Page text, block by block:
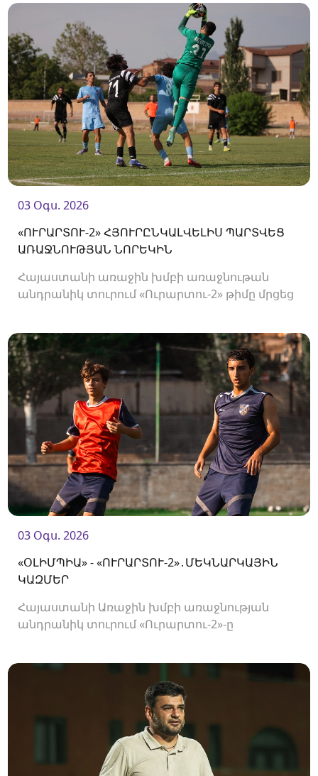
03 Օգս. 2026
«ՈՒՐԱՐՏՈՒ-2» ՀՅՈՒՐԸՆԿԱԼՎԵԼԻՍ ՊԱՐՏՎԵՑ
ԱՌԱՋՆՈՒԹՅԱՆ ՆՈՐԵԿԻՆ
Հայաստանի առաջին խմբի առաջնութան
անդրանիկ տուրում «Ուրարտու-2» թիմը մրցեց
03 Օգս. 2026
«ՕԼԻՄՊԻԱ» - «ՈՒՐԱՐՏՈՒ-2»․ՄԵԿՆԱՐԿԱՅԻՆ
ԿԱԶՄԵՐ
Հայաստանի Առաջին խմբի առաջնության
անդրանիկ տուրում «Ուրարտու-2»-ը